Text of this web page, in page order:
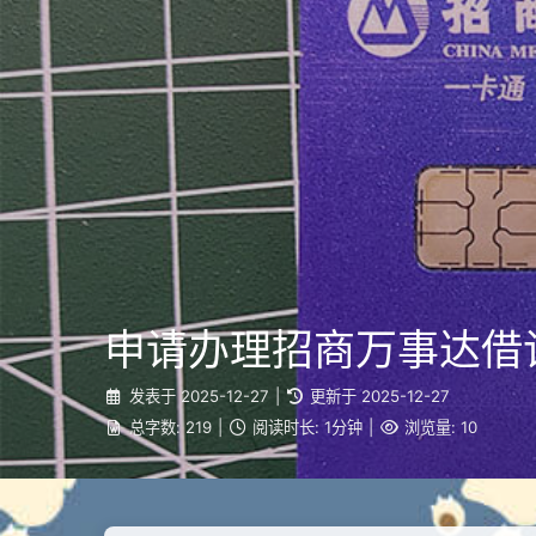
申请办理招商万事达借
发表于 2025-12-27 更新于 2025-12-27
总字数: 219 阅读时长: 1分钟 浏览量: 10